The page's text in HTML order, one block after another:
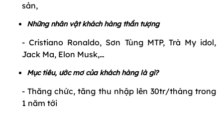
sản,
Những nhân vật khách hàng thần tượng
- Cristiano Ronaldo, Sơn Tùng MTP, Trà My idol,
Jack Ma, Elon Musk,…
Mục tiêu, ước mơ của khách hàng là gì?
- Thăng chức, tăng thu nhập lên 30tr/tháng trong
1 năm tới